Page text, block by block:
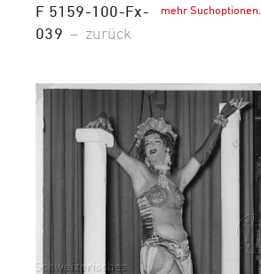
mehr Suchoptionen…
F 5159-100-Fx-
039 – zurück